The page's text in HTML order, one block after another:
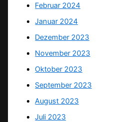
Februar 2024
Januar 2024
Dezember 2023
November 2023
Oktober 2023
September 2023
August 2023
Juli 2023